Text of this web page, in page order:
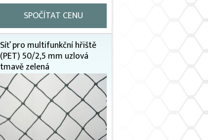
SPOČÍTAT CENU
Síť pro multifunkční hřiště
(PET) 50/2,5 mm uzlová
tmavě zelená